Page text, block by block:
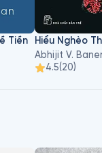
Tiền
Hiểu Nghèo
4.5(20)